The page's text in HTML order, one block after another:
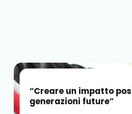
“Creare un impatto
generazioni future”